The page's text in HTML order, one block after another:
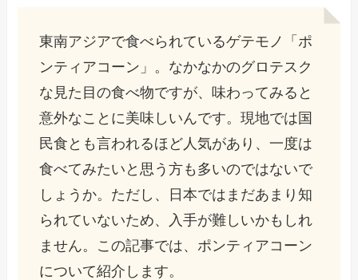
東南アジアで食べられているゲテモノ「ポ
ンティアコーン」。なかなかのグロテスク
な見た目の食べ物ですが、味わってみると
意外なことに美味しいんです。現地では国
民食とも言われるほど人気があり、一度は
食べてみたいと思う方も多いのではないで
しょうか。ただし、日本ではまだあまり知
られていないため、入手が難しいかもしれ
ません。この記事では、ポンティアコーン
について紹介します。